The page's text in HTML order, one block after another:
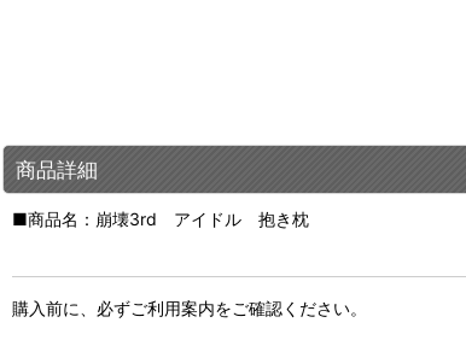
商品詳細
■商品名：崩壊3rd アイドル 抱き枕
購入前に、必ずご利用案内をご確認ください。